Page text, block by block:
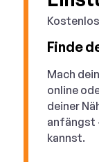
Kostenlos
Finde
Mach
online
deiner
anfängst
kannst.